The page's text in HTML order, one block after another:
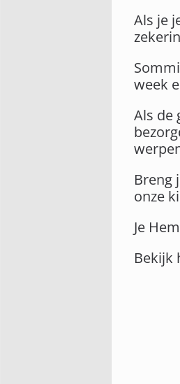
Als je
week
Als de
Breng
onze
Je
Bekijk